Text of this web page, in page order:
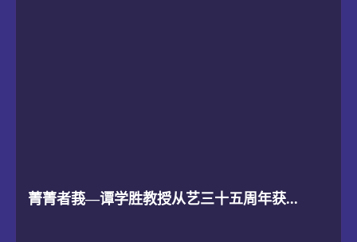
菁菁者莪—谭学胜教授从艺三十五周年获...